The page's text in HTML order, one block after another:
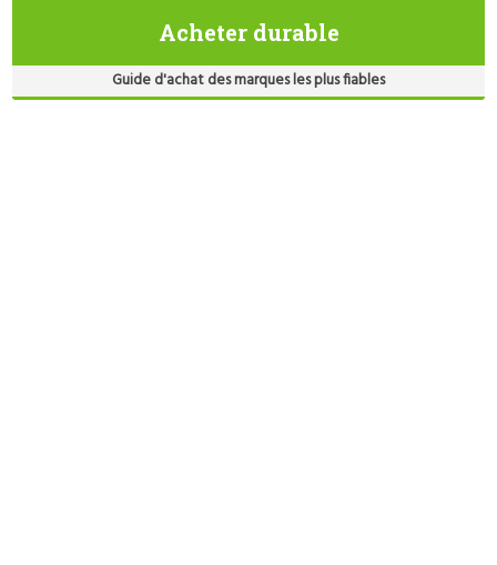
Acheter durable
Guide d'achat des marques les plus fiables